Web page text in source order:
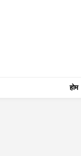
होम